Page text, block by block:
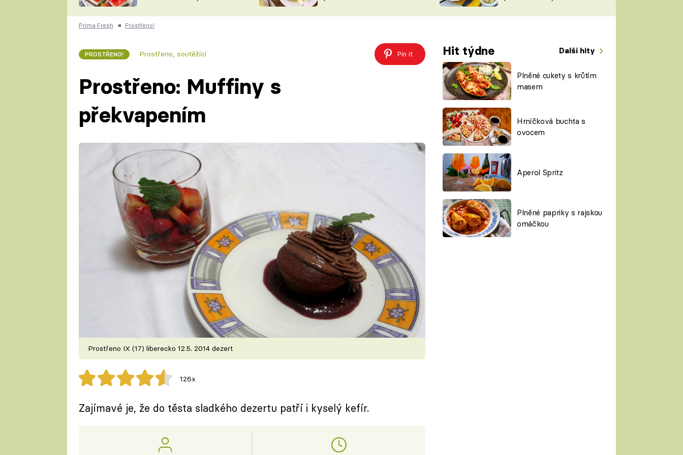
ČESKO NA TALÍŘI
KUCHAŘKA
VYCHYTÁVKY
ŠÉFREDAKTORKY
ČASOPIS
Prima Fresh ■ Prostřeno!
PROSTŘENO! Prostřeno, soutěžící Pin it Hit týdne Další hity
Plněné cukety s krůtím
masem
Hrníčková buchta s
ovocem
Aperol Spritz
Plněné papriky s rajskou
omáčkou
Prostřeno: Muffiny s
překvapením
Prostřeno IX (17) liberecko 12.5. 2014 dezert
126x
Zajímavé je, že do těsta sladkého dezertu patří i kyselý kefír.